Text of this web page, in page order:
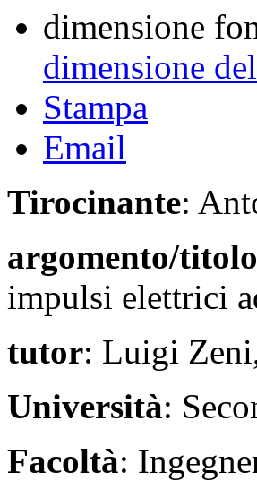
dimensione
dimensione
Stampa
Email
Tirocinante:
argomento/titolo
impulsi elettrici
tutor: Luigi
Università:
Facoltà: